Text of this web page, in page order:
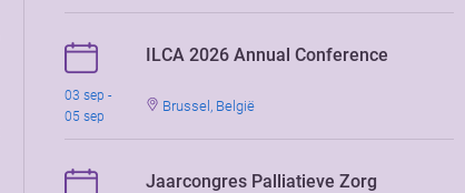
ILCA 2026 Annual Conference
03 sep -
05 sep
Brussel, België
Jaarcongres Palliatieve Zorg